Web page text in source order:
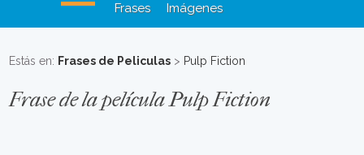
Frases
Imágenes
Estás en: Frases de Peliculas > Pulp Fiction
Frase de la película Pulp Fiction